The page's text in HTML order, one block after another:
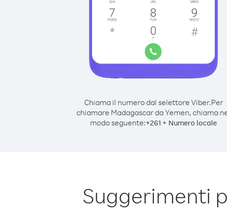
Chiama il numero dal selettore Viber.Per
chiamare Madagascar da Yemen, chiama
modo seguente:+261 + Numero locale
Suggerimenti